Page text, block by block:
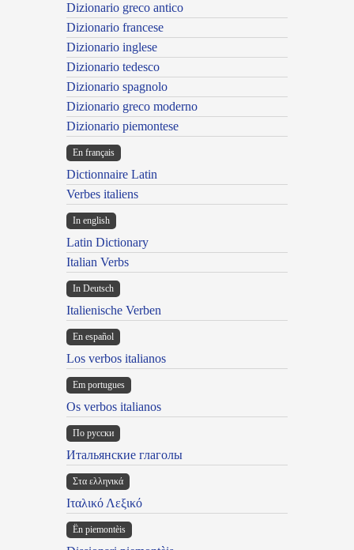
Dizionario greco antico
Dizionario francese
Dizionario inglese
Dizionario tedesco
Dizionario spagnolo
Dizionario greco moderno
Dizionario piemontese
En français
Dictionnaire Latin
Verbes italiens
In english
Latin Dictionary
Italian Verbs
In Deutsch
Italienische Verben
En español
Los verbos italianos
Em portugues
Os verbos italianos
По русски
Итальянские глаголы
Στα ελληνικά
Ιταλικό Λεξικό
Ën piemontèis